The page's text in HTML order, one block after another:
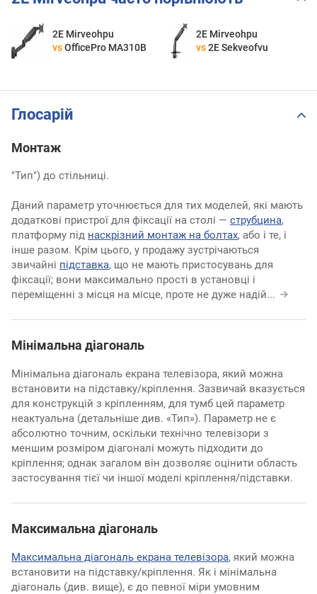
2E Mirveohpu
vs OfficePro MA310B
2E Mirveohpu
vs 2E Sekveofvu
Глосарій
Монтаж
"Тип") до стільниці.
Даний параметр уточнюється для тих моделей, які мають
додаткові пристрої для фіксації на столі — струбцина,
платформу під наскрізний монтаж на болтах, або і те, і
інше разом. Крім цього, у продажу зустрічаються
звичайні підставка, що не мають пристосувань для
фіксації; вони максимально прості в установці і
переміщенні з місця на місце, проте не дуже надій...
Мінімальна діагональ
Мінімальна діагональ екрана телевізора, який можна
встановити на підставку/кріплення. Зазвичай вказується
для конструкцій з кріпленням, для тумб цей параметр
неактуальна (детальніше див. «Тип»). Параметр не є
абсолютно точним, оскільки технічно телевізори з
меншим розміром діагоналі можуть підходити до
кріплення; однак загалом він дозволяє оцінити область
застосування тієї чи іншої моделі кріплення/підставки.
Максимальна діагональ
Максимальна діагональ екрана телевізора, який можна
встановити на підставку/кріплення. Як і мінімальна
діагональ (див. вище), є до певної міри умовним